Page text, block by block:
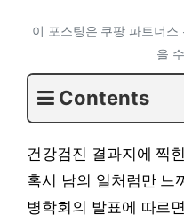
이 포스팅은 쿠팡 파트너
을
Contents
건강검진 결과지에 찍
혹시 남의 일처럼만 느
병학회의 발표에 따르